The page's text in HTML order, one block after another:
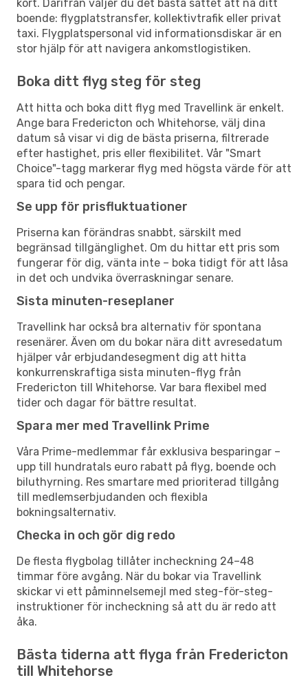
kort. Därifrån väljer du det bästa sättet att nå ditt
boende: flygplatstransfer, kollektivtrafik eller privat
taxi. Flygplatspersonal vid informationsdiskar är en
stor hjälp för att navigera ankomstlogistiken.
Boka ditt flyg steg för steg
Att hitta och boka ditt flyg med Travellink är enkelt.
Ange bara Fredericton och Whitehorse, välj dina
datum så visar vi dig de bästa priserna, filtrerade
efter hastighet, pris eller flexibilitet. Vår "Smart
Choice"-tagg markerar flyg med högsta värde för att
spara tid och pengar.
Se upp för prisfluktuationer
Priserna kan förändras snabbt, särskilt med
begränsad tillgänglighet. Om du hittar ett pris som
fungerar för dig, vänta inte – boka tidigt för att låsa
in det och undvika överraskningar senare.
Sista minuten-reseplaner
Travellink har också bra alternativ för spontana
resenärer. Även om du bokar nära ditt avresedatum
hjälper vår erbjudandesegment dig att hitta
konkurrenskraftiga sista minuten-flyg från
Fredericton till Whitehorse. Var bara flexibel med
tider och dagar för bättre resultat.
Spara mer med Travellink Prime
Våra Prime-medlemmar får exklusiva besparingar –
upp till hundratals euro rabatt på flyg, boende och
biluthyrning. Res smartare med prioriterad tillgång
till medlemserbjudanden och flexibla
bokningsalternativ.
Checka in och gör dig redo
De flesta flygbolag tillåter incheckning 24–48
timmar före avgång. När du bokar via Travellink
skickar vi ett påminnelsemejl med steg-för-steg-
instruktioner för incheckning så att du är redo att
åka.
Bästa tiderna att flyga från Fredericton
till Whitehorse